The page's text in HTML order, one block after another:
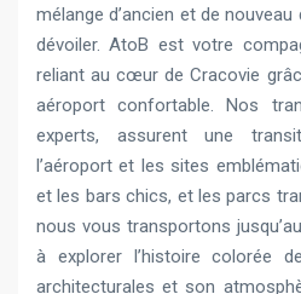
mélange d’ancien et de
dévoiler. AtoB est votre
reliant au cœur de Cracovie
aéroport confortable. Nos
experts, assurent une
l’aéroport et les sites
et les bars chics, et les parcs
nous vous transportons
à explorer l’histoire colorée
architecturales et son